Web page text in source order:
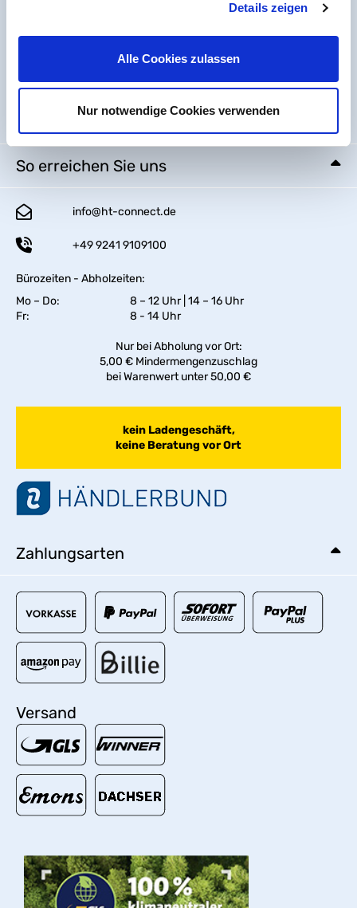
Details zeigen
Alle Cookies zulassen
Nur notwendige Cookies verwenden
So erreichen Sie uns
info@ht-connect.de
+49 9241 9109100
Bürozeiten - Abholzeiten:
Mo – Do:
8 – 12 Uhr | 14 – 16 Uhr
Fr:
8 - 14 Uhr
Nur bei Abholung vor Ort:
5,00 € Mindermengenzuschlag
bei Warenwert unter 50,00 €
kein Ladengeschäft,
keine Beratung vor Ort
Zahlungsarten
Versand